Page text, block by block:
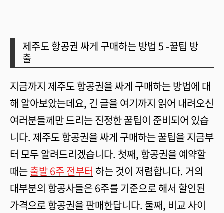
제주도 항공권 싸게 구매하는 방법 5 -꿀팁 방
출
지금까지 제주도 항공권을 싸게 구매하는 방법에 대
해 알아보았는데요, 긴 글을 여기까지 읽어 내려오신
여러분들께만 드리는 진정한 꿀팁이 준비되어 있습
니다. 제주도 항공권을 싸게 구매하는 꿀팁을 지금부
터 모두 알려드리겠습니다. 첫째, 항공권을 예약할
때는출발 6주 전부터 하는 것이 저렴합니다. 거의
대부분의 항공사들은 6주를 기준으로 해서 할인된
가격으로 항공권을 판매한답니다. 둘째, 비교 사이